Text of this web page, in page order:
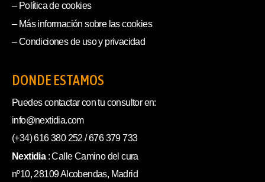
– Política de cookies
– Más información sobre las cookies
– Condiciones de uso y privacidad
DONDE ESTAMOS
Puedes contactar con tu consultor en:
info@nextidia.com
(+34) 616 380 252 / 676 379 733
Nextidia : Calle Camino del cura
nº10, 28109 Alcobendas, Madrid